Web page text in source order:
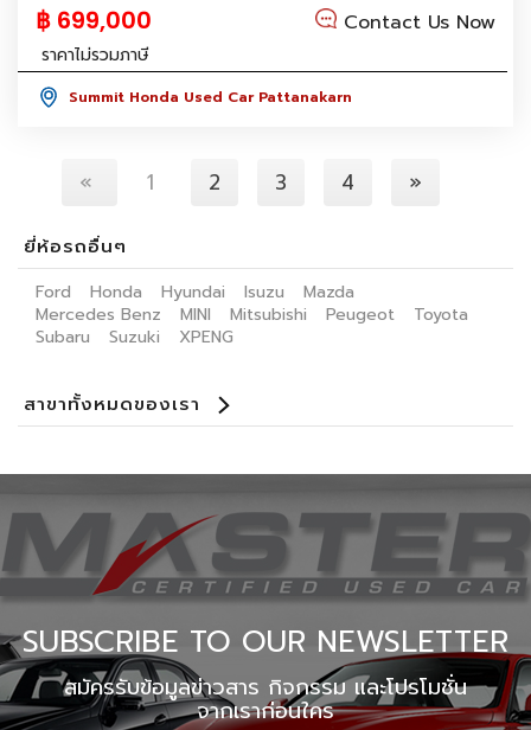
฿ 699,000 Contact Us Now
ราคาไม่รวมภาษี
Summit Honda Used Car Pattanakarn
« 1 2 3 4 »
ยี่ห้อรถอื่นๆ
Ford Honda Hyundai Isuzu
Mazda
Mercedes Benz
MINI Mitsubishi Peugeot
Toyota
Subaru
Suzuki XPENG
สาขาทั้งหมดของเรา
Master Certified Used Car Ratchaphruek
Master Certified Used Car Ubon Ratchathani
Master Certified Used Car Phuket
Master Certified Used Car Hat Yai
Summit Honda Used Car Pattanakarn
Summit Honda Used Car บางนาตราด กม. 4.5
MINI NEXT USED CAR เอกมัย
X PENG USED CAR
SUBSCRIBE TO OUR NEWSLETTER
สมัครรับข้อมูลข่าวสาร กิจกรรม และโปรโมชั่น
จากเราก่อนใคร